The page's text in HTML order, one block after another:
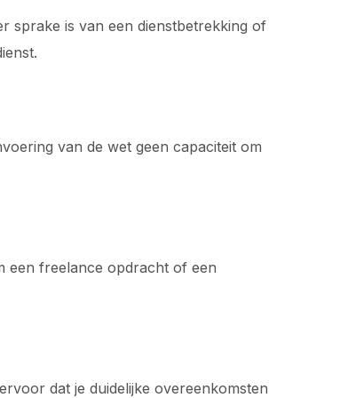
sprake is van een dienstbetrekking of
van de wet geen capaciteit om
een freelance opdracht of een
dat je duidelijke overeenkomsten